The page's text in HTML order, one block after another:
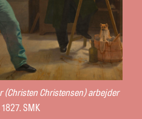
(Christen Christensen) arbejder
1827. SMK